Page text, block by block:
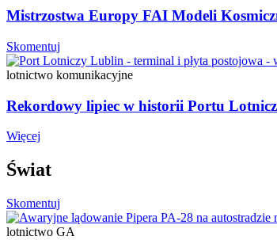
Mistrzostwa Europy FAI Modeli
Skomentuj
lotnictwo komunikacyjne
Rekordowy lipiec w historii Portu
Więcej
Świat
Skomentuj
lotnictwo GA